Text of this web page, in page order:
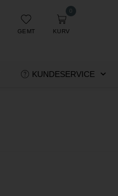
GEMT
0
KURV
KUNDESERVICE